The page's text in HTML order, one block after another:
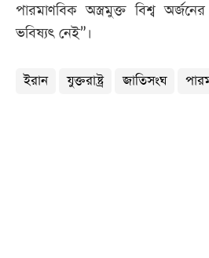
পারমাণবিক অস্ত্রমুক্ত বিশ্ব
ভবিষ্যৎ নেই”।
ইরান যুক্তরাষ্ট্র জাতিসংঘ